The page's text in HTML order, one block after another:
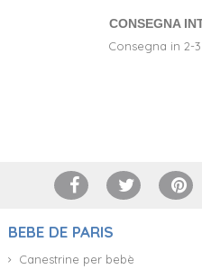
CONSEGNA
Consegna in 2-
BEBE DE PARIS
Canestrine per bebè